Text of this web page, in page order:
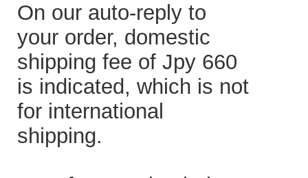
On our auto-reply to
your order, domestic
shipping fee of Jpy 660
is indicated, which is not
for international
shipping.